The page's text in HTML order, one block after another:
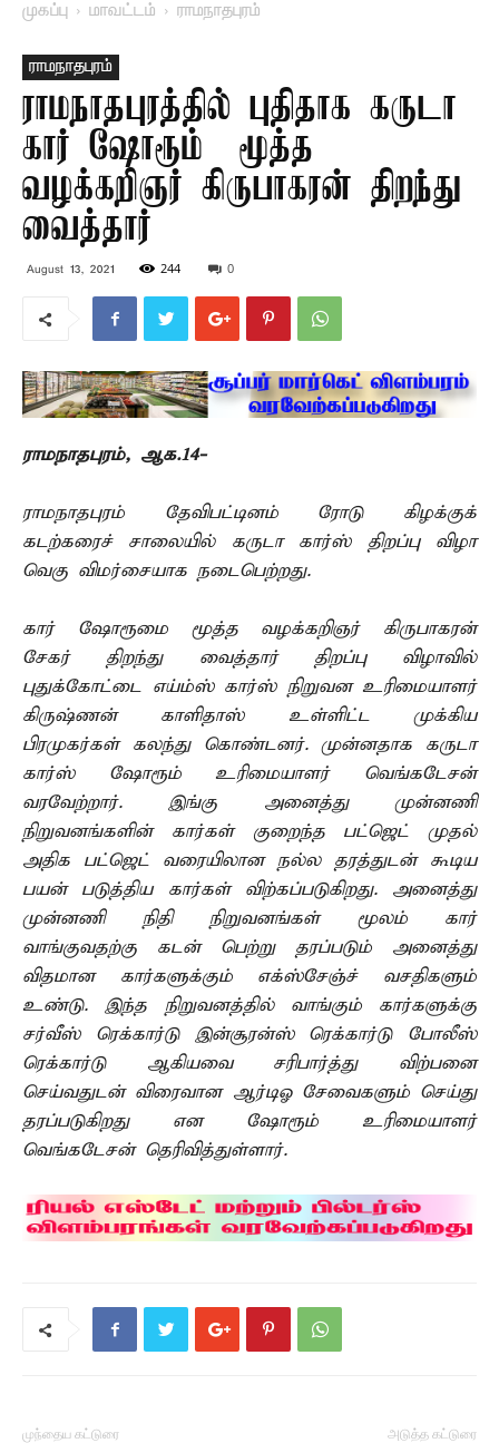
முகப்பு மாவட்டம் ராமநாதபுரம்
ராமநாதபுரம்
ராமநாதபுரத்தில் புதிதாக கருடா
கார் ஷோரூம் – மூத்த
வழக்கறிஞர் கிருபாகரன் திறந்து
வைத்தார்
August 13, 2021 244 0
ராமநாதபுரம், ஆக.14-
ராமநாதபுரம் தேவிபட்டினம் ரோடு கிழக்குக்
கடற்கரைச் சாலையில் கருடா கார்ஸ் திறப்பு விழா
வெகு விமர்சையாக நடைபெற்றது.
கார் ஷோரூமை மூத்த வழக்கறிஞர் கிருபாகரன்
சேகர் திறந்து வைத்தார் திறப்பு விழாவில்
புதுக்கோட்டை எய்ம்ஸ் கார்ஸ் நிறுவன உரிமையாளர்
கிருஷ்ணன் காளிதாஸ் உள்ளிட்ட முக்கிய
பிரமுகர்கள் கலந்து கொண்டனர். முன்னதாக கருடா
கார்ஸ் ஷோரூம் உரிமையாளர் வெங்கடேசன்
வரவேற்றார். இங்கு அனைத்து முன்னணி
நிறுவனங்களின் கார்கள் குறைந்த பட்ஜெட் முதல்
அதிக பட்ஜெட் வரையிலான நல்ல தரத்துடன் கூடிய
பயன் படுத்திய கார்கள் விற்கப்படுகிறது. அனைத்து
முன்னணி நிதி நிறுவனங்கள் மூலம் கார்
வாங்குவதற்கு கடன் பெற்று தரப்படும் அனைத்து
விதமான கார்களுக்கும் எக்ஸ்சேஞ்ச் வசதிகளும்
உண்டு. இந்த நிறுவனத்தில் வாங்கும் கார்களுக்கு
சர்வீஸ் ரெக்கார்டு இன்சூரன்ஸ் ரெக்கார்டு போலீஸ்
ரெக்கார்டு ஆகியவை சரிபார்த்து விற்பனை
செய்வதுடன் விரைவான ஆர்டிஓ சேவைகளும் செய்து
தரப்படுகிறது என ஷோரூம் உரிமையாளர்
வெங்கடேசன் தெரிவித்துள்ளார்.
முந்தைய கட்டுரை அடுத்த கட்டுரை